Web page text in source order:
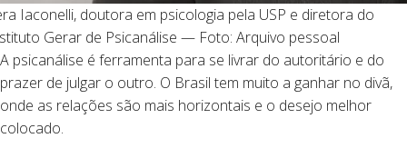
Iaconelli, doutora em psicologia pela USP e diretora do
Gerar de Psicanálise — Foto: Arquivo pessoal
A psicanálise é ferramenta para se livrar do autoritário e do
prazer de julgar o outro. O Brasil tem muito a ganhar no divã,
onde as relações são mais horizontais e o desejo melhor
colocado.